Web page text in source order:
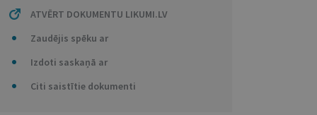
ATVĒRT DOKUMENTU LIKUMI.LV
Zaudējis spēku ar
Izdoti saskaņā ar
Citi saistītie dokumenti